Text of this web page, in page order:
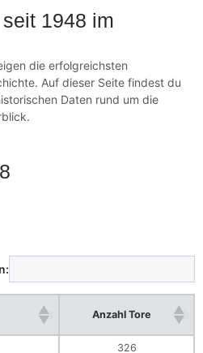
1948 im
die erfolgreichsten
Auf dieser Seite findest du
Daten rund um die
Anzahl Tore
326